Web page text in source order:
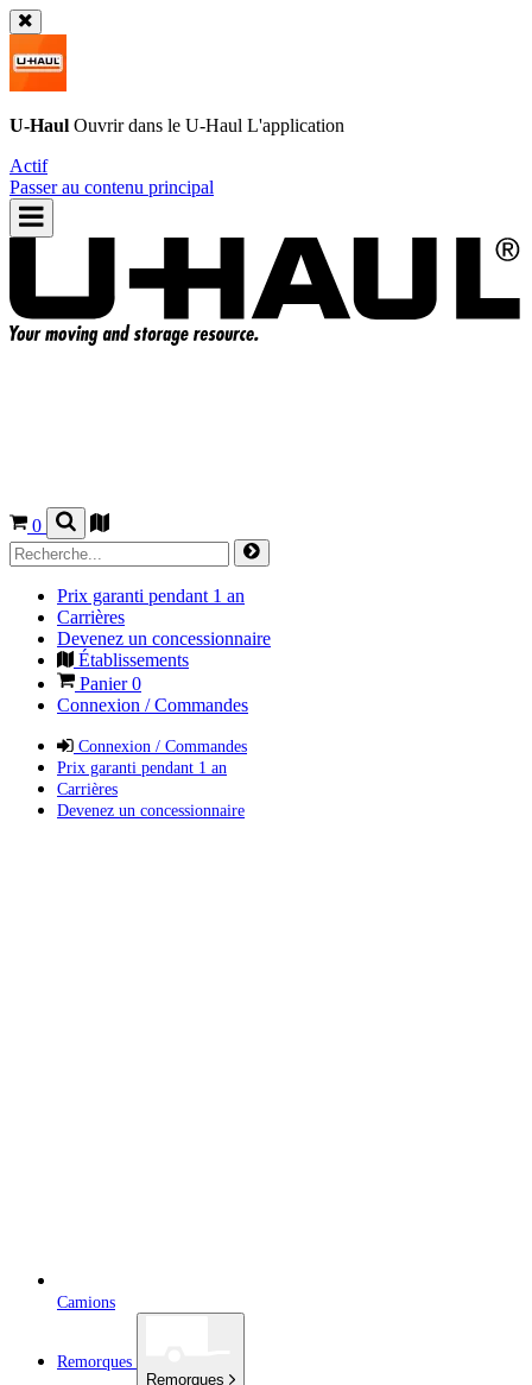
U-Haul Ouvrir dans le U-Haul L'application
Actif
Passer au contenu principal
0
Prix garanti pendant 1 an
Carrières
Devenez un concessionnaire
Établissements
Panier0
Connexion / Commandes
Connexion / Commandes
Prix garanti pendant 1 an
Carrières
Devenez un concessionnaire
Camions
Remorques
Remorques